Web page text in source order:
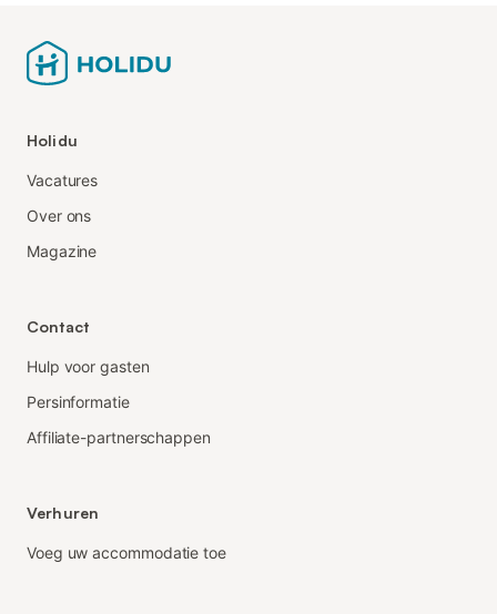
Holidu
Vacatures
Over ons
Magazine
Contact
Hulp voor gasten
Persinformatie
Affiliate-partnerschappen
Verhuren
Voeg uw accommodatie toe